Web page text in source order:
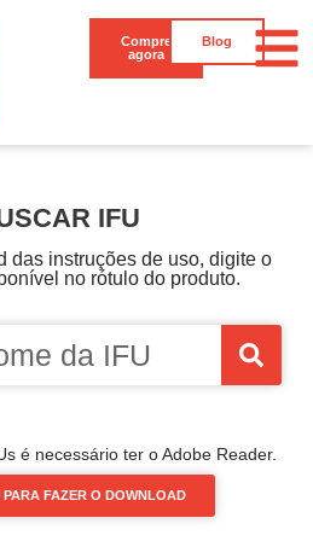
Compre
agora
Blog
IFU
das instruções de uso, digite o
no rótulo do produto.
é necessário ter o Adobe Reader.
FAZER O DOWNLOAD